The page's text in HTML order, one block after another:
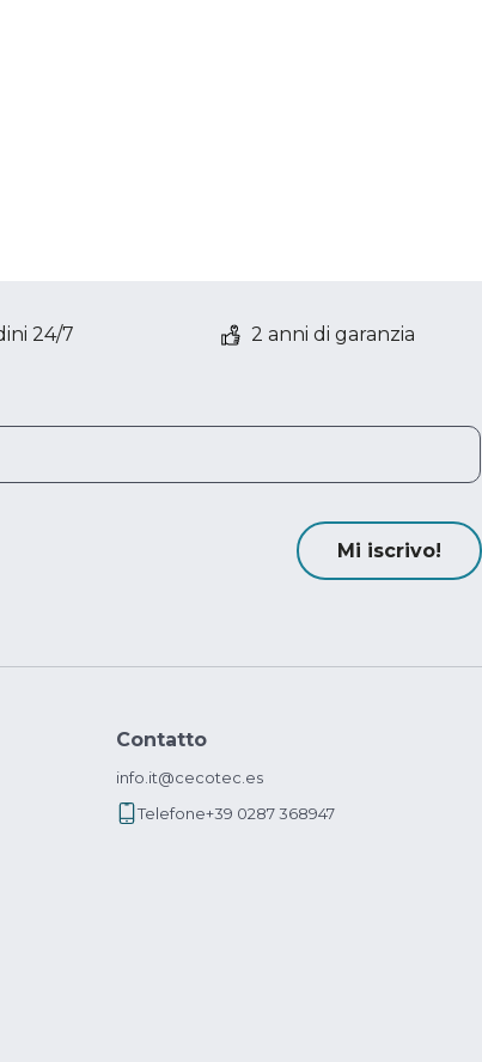
24/7 2 anni di garanzia
Mi iscrivo!
Contatto
info.it@cecotec.es
Telefone+39 0287 368947